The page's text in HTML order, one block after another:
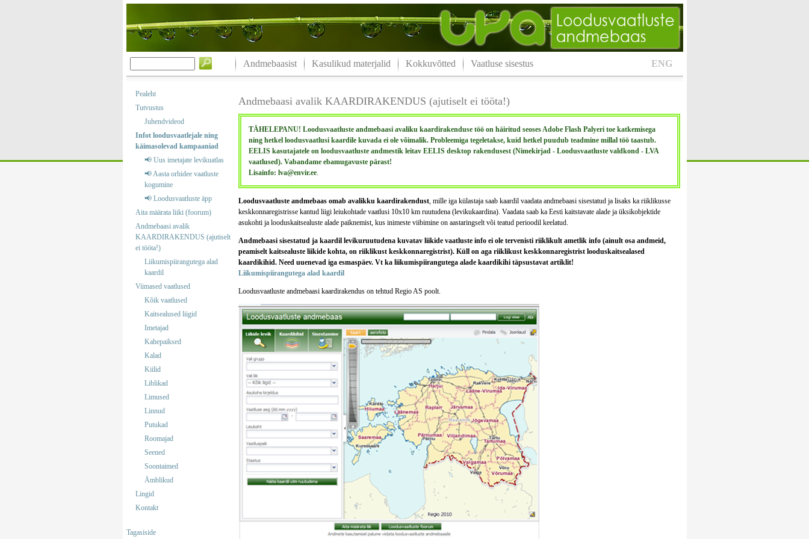
ENG
Andmebaasist Kasulikud materjalid Kokkuvõtted Vaatluse sisestus
Pealeht
Tutvustus
Juhendvideod
Infot loodusvaatlejale ning
käimasolevad kampaaniad
📢 Uus imetajate levikuatlas
📢 Aasta orhidee vaatluste
kogumine
📢 Loodusvaatluste äpp
Aita määrata liiki (foorum)
Andmebaasi avalik
KAARDIRAKENDUS (ajutiselt
ei tööta!)
Liikumispiirangutega alad
kaardil
Viimased vaatlused
Kõik vaatlused
Kaitsealused liigid
Imetajad
Kahepaiksed
Kalad
Kiilid
Liblikad
Limused
Linnud
Putukad
Roomajad
Seened
Soontaimed
Ämblikud
Lingid
Kontakt
Tagasiside
Andmebaasi avalik KAARDIRAKENDUS (ajutiselt ei tööta!)
TÄHELEPANU! Loodusvaatluste andmebaasi avaliku kaardirakenduse töö on häiritud seoses Adobe Flash Palyeri toe katkemisega
ning hetkel loodusvaatlusi kaardile kuvada ei ole võimalik. Probleemiga tegeletakse, kuid hetkel puudub teadmine millal töö taastub.
EELIS kasutajatele on loodusvaatluste andmestik leitav EELIS desktop rakendusest (Nimekirjad - Loodusvaatluste valdkond - LVA
vaatlused). Vabandame ebamugavuste pärast!
Lisainfo: lva@envir.ee.
Loodusvaatluste andmebaas omab avalikku kaardirakendust, mille iga külastaja saab kaardil vaadata andmebaasi sisestatud ja lisaks ka riiklikusse
keskkonnaregistrisse kantud liigi leiukohtade vaatlusi 10x10 km ruutudena (levikukaardina). Vaadata saab ka Eesti kaitstavate alade ja üksikobjektide
asukohti ja looduskaitsealuste alade paiknemist, kus inimeste viibimine on aastaringselt või teatud perioodil keelatud.
Andmebaasi sisestatud ja kaardil levikuruutudena kuvatav liikide vaatluste info ei ole tervenisti riiklikult ametlik info (ainult osa andmeid,
peamiselt kaitsealuste liikide kohta, on riiklikust keskkonnaregistrist). Küll on aga riiklikust keskkonnaregistrist looduskaitsealased
kaardikihid. Need uuenevad iga esmaspäev. Vt ka liikumispiirangutega alade kaardikihi täpsustavat artiklit!
Liikumispiirangutega alad kaardil
Loodusvaatluste andmebaasi kaardirakendus on tehtud Regio AS poolt.